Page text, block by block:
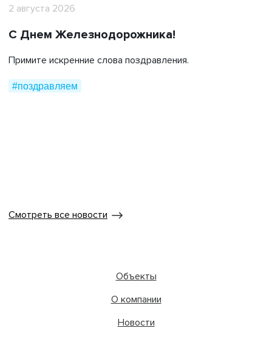
2 августа 2026
С Днем Железнодорожника!
Примите искренние слова поздравления.
#поздравляем
Смотреть все новости
Объекты
О компании
Новости